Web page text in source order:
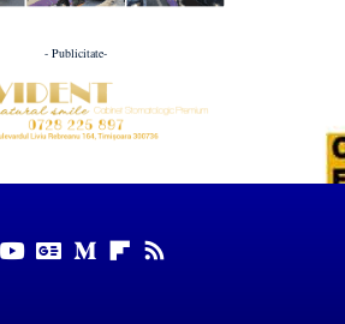
- Publicitate-